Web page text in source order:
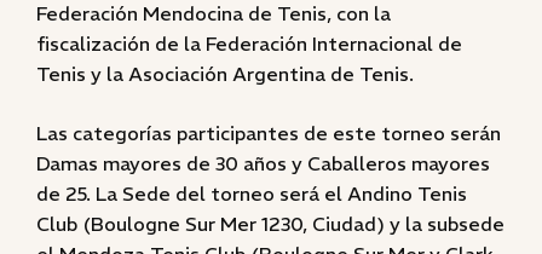
Federación Mendocina de Tenis, con la
fiscalización de la Federación Internacional de
Tenis y la Asociación Argentina de Tenis.
Las categorías participantes de este torneo serán
Damas mayores de 30 años y Caballeros mayores
de 25. La Sede del torneo será el Andino Tenis
Club (Boulogne Sur Mer 1230, Ciudad) y la subsede